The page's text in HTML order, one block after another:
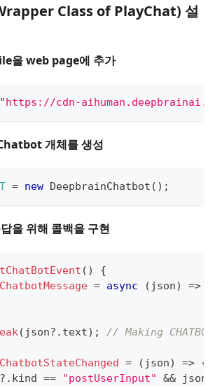
Class of PlayChat) 설
을 web page에 추가
"https://cdn-
개체를 생성
= new DeepbrainChatbot ( ) ;
을 위해 콜백을 구현
( )
{
= async ( json) =>
( json?. text) ;
// Making
= ( json) => {
?. kind == "postUserInput" && json